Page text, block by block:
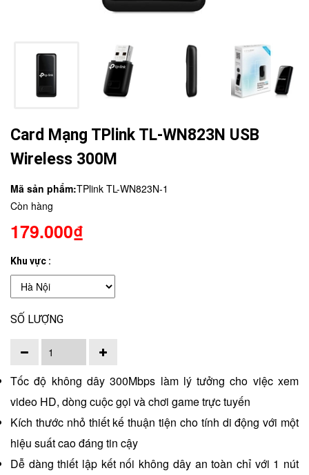
Card Mạng TPlink TL-WN823N USB
Wireless 300M
Mã sản phẩm:TPlink TL-WN823N-1
Còn hàng
179.000₫
Khu vực :
SỐ LƯỢNG
Tốc độ không dây 300Mbps làm lý tưởng cho việc xem
video HD, dòng cuộc gọi và chơi game trực tuyến
Kích thước nhỏ thiết kế thuận tiện cho tính di động với một
hiệu suất cao đáng tin cậy
Dễ dàng thiết lập kết nối không dây an toàn chỉ với 1 nút